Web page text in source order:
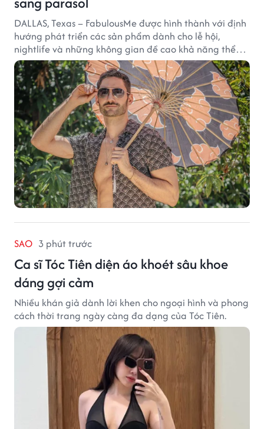
DALLAS, Texas – FabulousMe được hình thành với định
hướng phát triển các sản phẩm dành cho lễ hội,
nightlife và những không gian đề cao khả năng thể
hiện bản thân. Trong quá trình xây dựng thương hiệu,
quạt cầm tay trở thành dòng sản phẩm tạo được
thành công ban đầu, giúp FabulousMe từng bước mở
rộng mức độ hiện diện trên thị trường.
SAO 3 phút trước
Ca sĩ Tóc Tiên diện áo khoét sâu khoe
dáng gợi cảm
Nhiều khán giả dành lời khen cho ngoại hình và phong
cách thời trang ngày càng đa dạng của Tóc Tiên.